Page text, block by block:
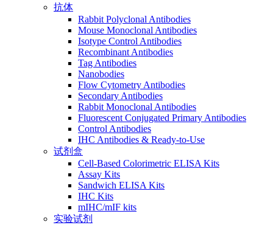
抗体
Rabbit Polyclonal Antibodies
Mouse Monoclonal Antibodies
Isotype Control Antibodies
Recombinant Antibodies
Tag Antibodies
Nanobodies
Flow Cytometry Antibodies
Secondary Antibodies
Rabbit Monoclonal Antibodies
Fluorescent Conjugated Primary Antibodies
Control Antibodies
IHC Antibodies & Ready-to-Use
试剂盒
Cell-Based Colorimetric ELISA Kits
Assay Kits
Sandwich ELISA Kits
IHC Kits
mIHC/mIF kits
实验试剂